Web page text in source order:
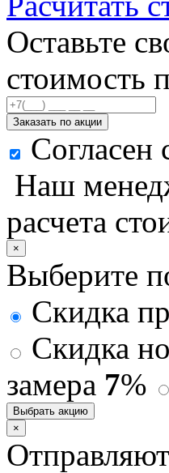
Оставьте
стоимость
Заказать по акции
Согласен
Наш
расчета
×
Выберите
Скидка
Скидка
замера 7%
Выбрать акцию
×